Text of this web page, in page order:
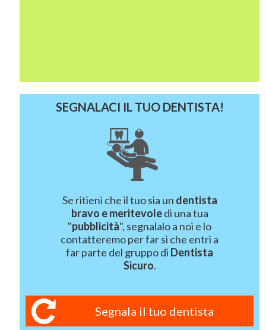
SEGNALACI IL TUO DENTISTA!
Se ritieni che il tuo sia un dentista
bravo e meritevoledi una tua
"pubblicità", segnalalo a noi e lo
contatteremo per far si che entri a
far parte del gruppo di Dentista
Sicuro.
Segnala il tuo dentista